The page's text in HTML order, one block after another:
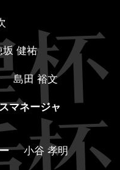
坂 健祐
島田 裕文
マネージャ
小谷 孝明